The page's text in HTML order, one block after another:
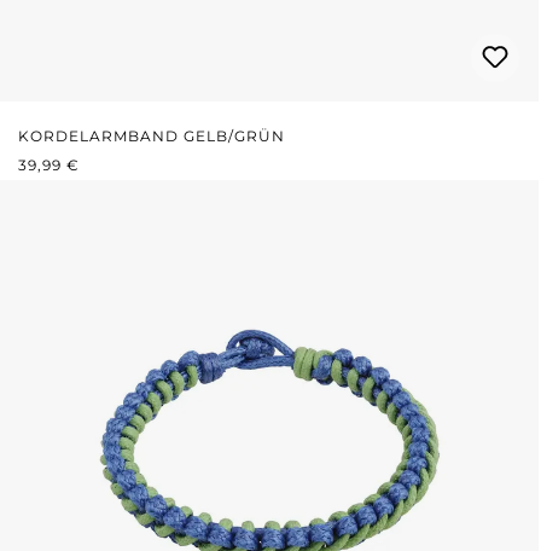
KORDELARMBAND GELB/GRÜN
REGULÄRER PREIS:
39,99 €